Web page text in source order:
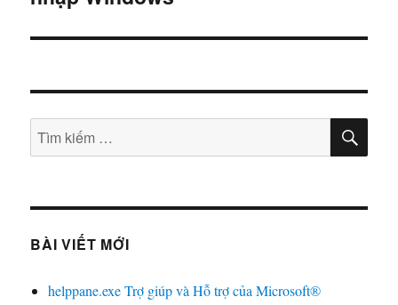
Tìm
kiếm:
TÌM
BÀI VIẾT MỚI
helppane.exe Trợ giúp và Hỗ trợ của Microsoft®